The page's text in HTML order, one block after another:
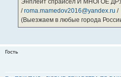
/roma.mamedov2016@yandex.ru /
(Выезжаем в любые города
Гость